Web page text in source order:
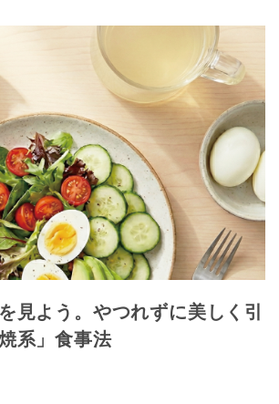
見よう。やつれずに美しく引
系」食事法